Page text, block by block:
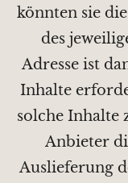
könnten sie
des
Adresse ist
Inhalte
solche Inhalte
Anbieter
Auslieferung